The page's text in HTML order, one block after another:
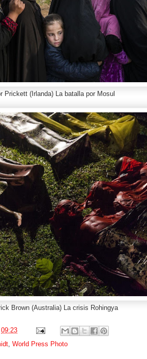
Prickett (Irlanda) La batalla por Mosul
Brown (Australia) La crisis Rohingya
09:23
World Press Photo